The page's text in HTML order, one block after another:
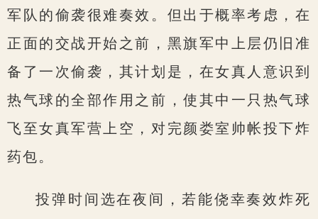
军队的偷袭很难奏效。但出于概率考虑，在
正面的交战开始之前，黑旗军中上层仍旧准
备了一次偷袭，其计划是，在女真人意识到
热气球的全部作用之前，使其中一只热气球
飞至女真军营上空，对完颜娄室帅帐投下炸
药包。
投弹时间选在夜间，若能侥幸奏效炸死